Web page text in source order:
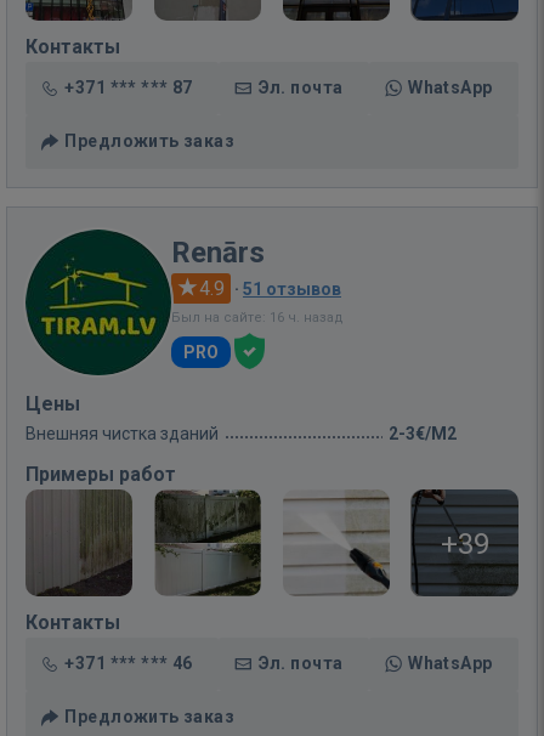
Контакты
+371 *** *** 87 Эл. почта WhatsApp
Предложить заказ
Renārs
4.9 · 51 отзывов
Был на сайте: 16 ч. назад
PRO
Цены
Внешняя чистка зданий 2-3€/M2
Примеры работ
+39
Контакты
+371 *** *** 46 Эл. почта WhatsApp
Предложить заказ